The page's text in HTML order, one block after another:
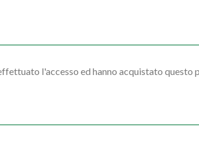
l'accesso ed hanno acquistato questo